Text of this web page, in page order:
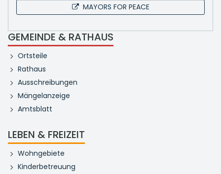
MAYORS FOR PEACE
GEMEINDE & RATHAUS
Ortsteile
Rathaus
Ausschreibungen
Mängelanzeige
Amtsblatt
LEBEN & FREIZEIT
Wohngebiete
Kinderbetreuung